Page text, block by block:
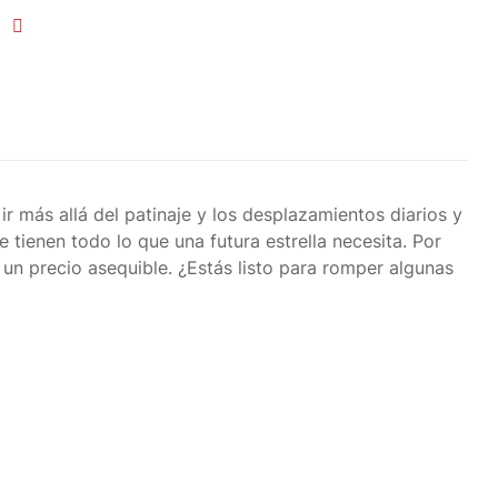
más allá del patinaje y los desplazamientos diarios y
tienen todo lo que una futura estrella necesita. Por
precio asequible. ¿Estás listo para romper algunas